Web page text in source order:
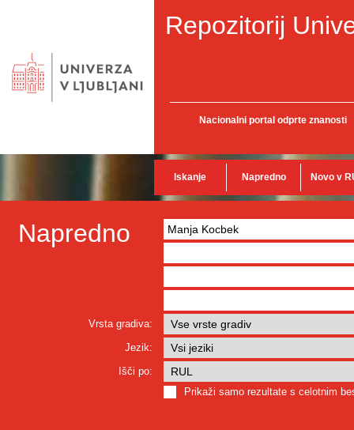
Repozitorij
Nacionalni portal odprte znanosti
Iskanje Napredno Novo v
Napredno
Vrsta gradiva:
Jezik:
Išči po:
Prikaži samo rezultate s celotnim